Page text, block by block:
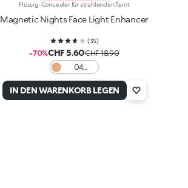
Flüssig-Concealer für strahlenden Teint
Magnetic Nights Face Light Enhancer
(35)
-70%CHF 5.60CHF 18.90
04
IN DEN WARENKORB LEGEN